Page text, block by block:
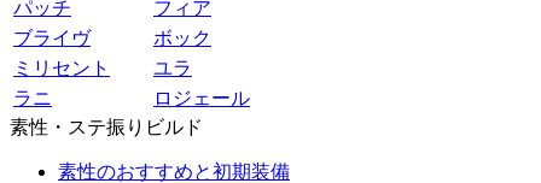
パッチ
フィア
ブライヴ
ボック
ミリセント
ユラ
ラニ
ロジェール
素性・ステ振りビルド
素性のおすすめと初期装備